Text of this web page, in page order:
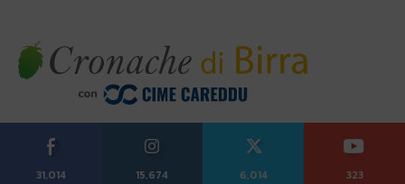
31,014
15,674
6,014
323